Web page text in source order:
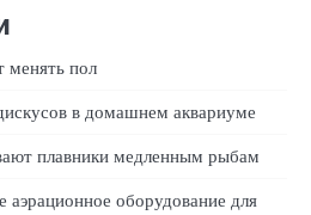
пол
в домашнем аквариуме
плавники медленным рыбам
оборудование для